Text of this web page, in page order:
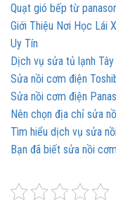
Quạt gió bếp từ
Giới Thiệu Nơi Học Lái
Uy Tín
Dịch vụ sửa tủ lạnh
Sửa nồi cơm điện
Sửa nồi cơm điện
Nên chọn địa chỉ sửa
Tìm hiểu dịch vụ sửa
Bạn đã biết sửa nồi